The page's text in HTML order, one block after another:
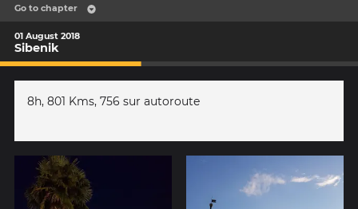
Go to chapter
01 August 2018
Sibenik
8h, 801 Kms, 756 sur autoroute